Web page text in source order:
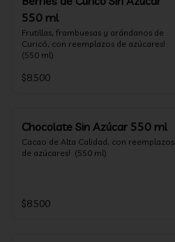
550 ml
Frutillas, frambuesas y arándanos de
Curicó, con reemplazos de azúcares!
(550 ml)
$8.500
Chocolate Sin Azúcar 550 ml
Cacao de Alta Calidad, con reemplazos
de azúcares!  (550 ml)
$8.500